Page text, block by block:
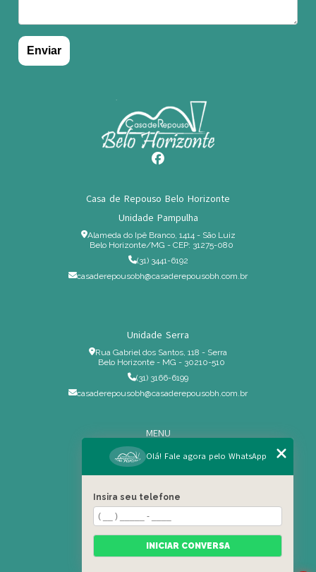
Casa de Repouso Belo Horizonte
Unidade Pampulha
Alameda do Ipê Branco, 1414 - São Luiz
Belo Horizonte/MG - CEP: 31275-080
(31) 3441-6192
casaderepousobh@casaderepousobh.com.br
Unidade Serra
Rua Gabriel dos Santos, 118 - Serra
Belo Horizonte - MG - 30210-510
(31) 3166-6199
casaderepousobh@casaderepousobh.com.br
MENU
Home
Institucional
Serviços Especiais
Blog
Residência
Olá! Fale agora pelo WhatsApp
Insira seu telefone
INICIAR CONVERSA